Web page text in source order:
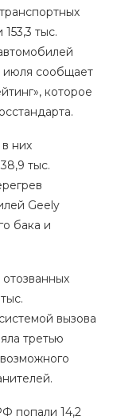
тыс.
июля сообщает
которое
них
тыс.
Geely
бака и
вызова
третью
попали 14,2